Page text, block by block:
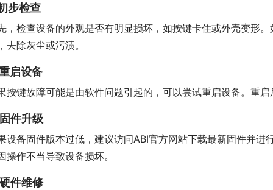
步检查
，检查设备的外观是否有明显损坏，如按键卡住或外壳变形
去除灰尘或污渍。
启设备
按键故障可能是由软件问题引起的，可以尝试重启设备。重
件升级
设备固件版本过低，建议访问ABI官方网站下载最新固件并
操作不当导致设备损坏。
件维修